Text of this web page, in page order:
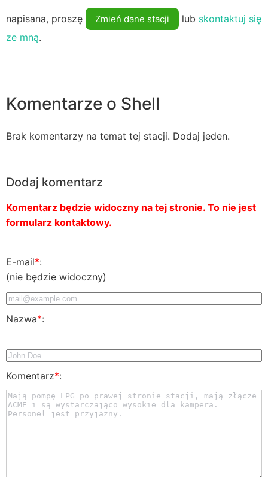
napisana, proszę Zmień dane stacji lub skontaktuj się
ze mną.
Komentarze o Shell
Brak komentarzy na temat tej stacji. Dodaj jeden.
Dodaj komentarz
Komentarz będzie widoczny na tej stronie. To nie jest
formularz kontaktowy.
E-mail*:
(nie będzie widoczny)
Nazwa*:
Komentarz*: